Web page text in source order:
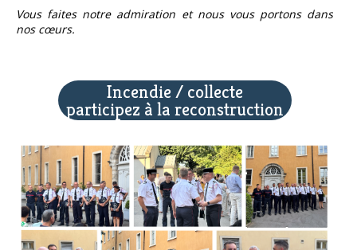
Vous faites notre admiration et nous vous portons dans
nos cœurs.
Incendie / collecte
participez à la reconstruction